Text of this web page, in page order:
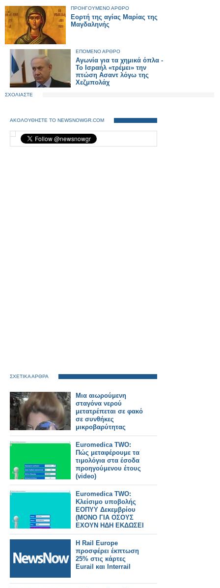
ΠΡΟΗΓΟΥΜΕΝΟ ΑΡΘΡΟ
Εορτή της αγίας Μαρίας της
Μαγδαληνής
ΕΠΟΜΕΝΟ ΑΡΘΡΟ
Αγωνία για τα χημικά όπλα -
Το Ισραήλ «τρέμει» την
πτώση Ασαντ λόγω της
Χεζμπολάχ
ΣΧΟΛΙΑΣΤΕ
ΑΚΟΛΟΥΘΗΣΤΕ ΤΟ NEWSNOWGR.COM
ΣΧΕΤΙΚΑ ΑΡΘΡΑ
Μια αιωρούμενη
σταγόνα νερού
μετατρέπεται σε φακό
σε συνθήκες
μικροβαρύτητας
Euromedica TWO:
Πώς μεταφέρουμε τα
τιμολόγια στα έσοδα
προηγούμενου έτους
(video)
Euromedica TWO:
Κλείσιμο υποβολής
ΕΟΠΥΥ Δεκεμβρίου
(ΜΟΝΟ ΓΙΑ ΟΣΟΥΣ
ΕΧΟΥΝ ΗΔΗ ΕΚΔΩΣΕΙ
ΤΙΜΟΛΟΓΙΑ με
ημερομηνία 31/12/25)
Η Rail Europe
προσφέρει έκπτωση
25% στις κάρτες
Eurail και Interrail